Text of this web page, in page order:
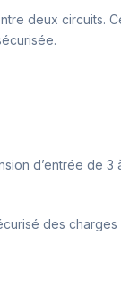
deux circuits.
d’entrée de 3
des charges